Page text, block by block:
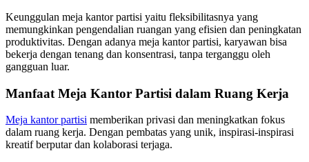
Keunggulan meja kantor partisi yaitu fleksibilitasnya yang
memungkinkan pengendalian ruangan yang efisien dan peningkatan
produktivitas. Dengan adanya meja kantor partisi, karyawan bisa
bekerja dengan tenang dan konsentrasi, tanpa terganggu oleh
gangguan luar.
Manfaat Meja Kantor Partisi dalam Ruang Kerja
Meja kantor partisi memberikan privasi dan meningkatkan fokus
dalam ruang kerja. Dengan pembatas yang unik, inspirasi-inspirasi
kreatif berputar dan kolaborasi terjaga.